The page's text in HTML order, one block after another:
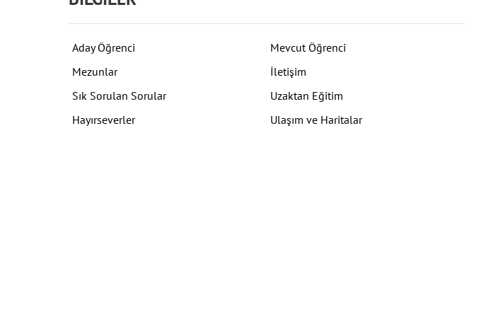
Aday Öğrenci
Mevcut Öğrenci
Mezunlar
İletişim
Sık Sorulan Sorular
Uzaktan Eğitim
Hayırseverler
Ulaşım ve Haritalar